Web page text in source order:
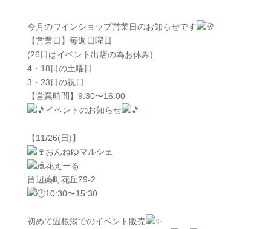
今月のワインショップ営業日のお知らせです
【営業日】毎週日曜日
(26日はイベント出店の為お休み)
4・18日の土曜日
3・23日の祝日
【営業時間】9:30〜16:00
イベントのお知らせ
【11/26(日)】
おんねゆマルシェ
花えーる
留辺蘂町花丘29-2
10:30〜15:30
初めて温根湯でのイベント販売